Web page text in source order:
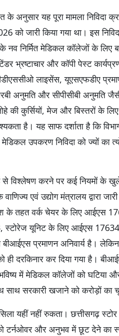
के अनुसार यह पूरा मामला
जारी किया गया था। इस
निर्मित मेडिकल कॉलेजों के लिए
भ्रष्टाचार और कॉपी पेस्ट
लाइसेंस, यूएसएफडीए
अनुमति और सीपीसीबी अनुमति
की कुर्सियों, मेज और बिस्तरों के
है। यह साफ दर्शाता है कि
उपकरण निविदा को ज्यों का
से विश्लेषण करने पर कई नियमों
एवं उद्योग मंत्रालय द्वारा
के तहत वर्क चेयर के लिए आईएस
यूनिट के लिए आईएस
प्रमाणन अनिवार्य है।
दरकिनार कर दिया गया है।
में मेडिकल कॉलेजों को घटिया और
साथ सरकारी खजाने को करोड़ों का
यहीं नहीं रुकता। छत्तीसगढ़
टर्नओवर और अनुभव में छूट देने का